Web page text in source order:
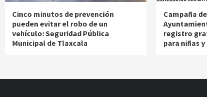
Cinco minutos de prevención
pueden evitar el robo de un
vehículo: Seguridad Pública
Municipal de Tlaxcala
Campaña
registro
para niñas